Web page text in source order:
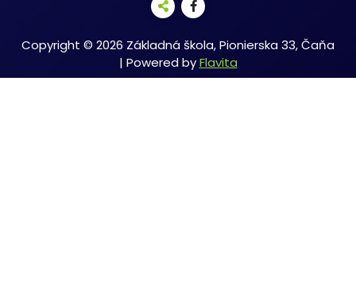
Copyright © 2026 Základná škola, Pionierska 33, Čaňa
| Powered byFlavita